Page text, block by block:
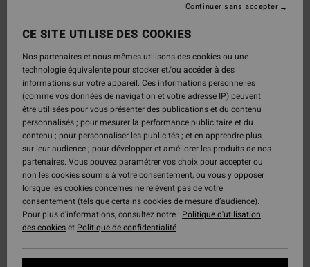
CE SITE UTILISE DES COOKIES
Nos partenaires et nous-mêmes utilisons des cookies ou une
technologie équivalente pour stocker et/ou accéder à des
informations sur votre appareil. Ces informations personnelles
(comme vos données de navigation et votre adresse IP) peuvent
être utilisées pour vous présenter des publications et du contenu
personnalisés ; pour mesurer la performance publicitaire et du
contenu ; pour personnaliser les publicités ; et en apprendre plus
sur leur audience ; pour développer et améliorer les produits de nos
partenaires. Vous pouvez paramétrer vos choix pour accepter ou
non les cookies soumis à votre consentement, ou vous y opposer
lorsque les cookies concernés ne relèvent pas de votre
consentement (tels que certains cookies de mesure d’audience).
Pour plus d'informations, consultez notre : Politique d'utilisation
des cookieset Politique de confidentialité
Continuer sans accepter